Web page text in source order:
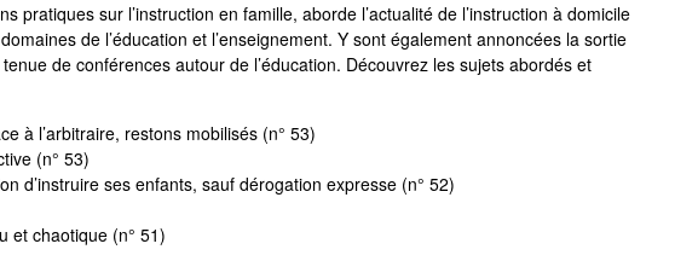
pratiques sur l’instruction en famille, aborde l’actualité de l’instruction à domicile
de l’éducation et l’enseignement. Y sont également annoncées la sortie
de conférences autour de l’éducation. Découvrez les sujets abordés et
à l’arbitraire, restons mobilisés (n° 53)
(n° 53)
d’instruire ses enfants, sauf dérogation expresse (n° 52)
et chaotique (n° 51)